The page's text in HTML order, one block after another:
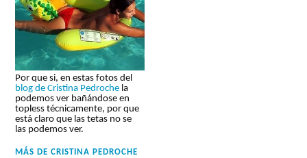
Por que si, en estas fotos del
blog de Cristina Pedroche la
podemos ver bañándose en
topless técnicamente, por que
está claro que las tetas no se
las podemos ver.
MÁS DECRISTINA PEDROCHE